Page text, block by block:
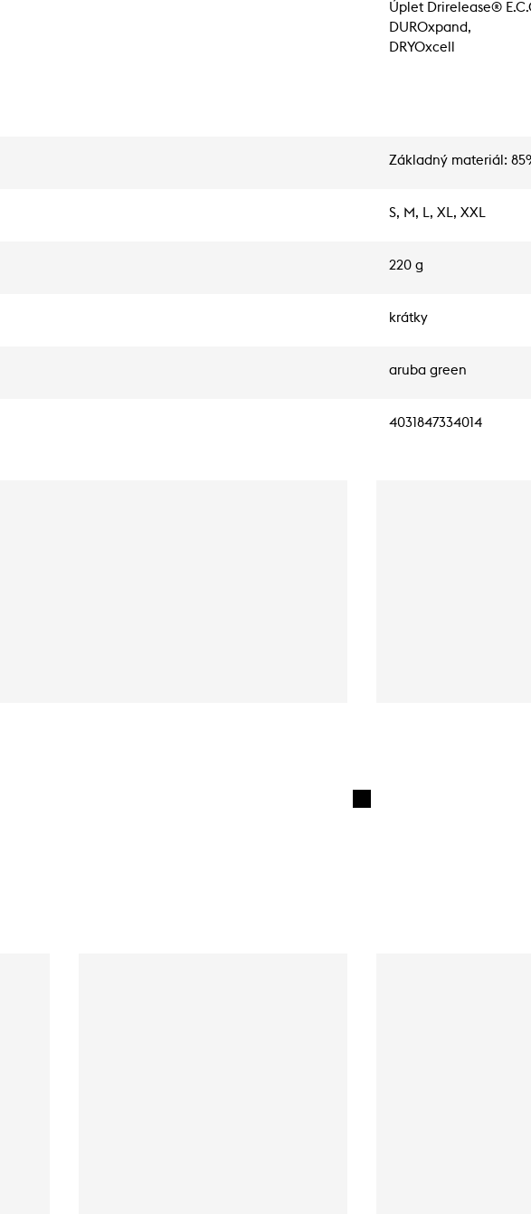
Úplet Drirelease®
DUROxpand,
DRYOxcell
Základný materiál:
S, M, L, XL, XXL
220 g
krátky
aruba green
4031847334014